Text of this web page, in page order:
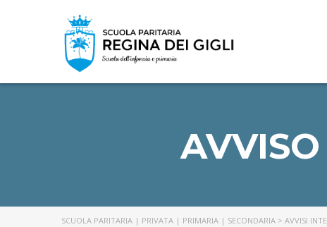
SCUOLA PARITARIA | PRIVATA | PRIMARIA | SECONDARIA > AVVISI